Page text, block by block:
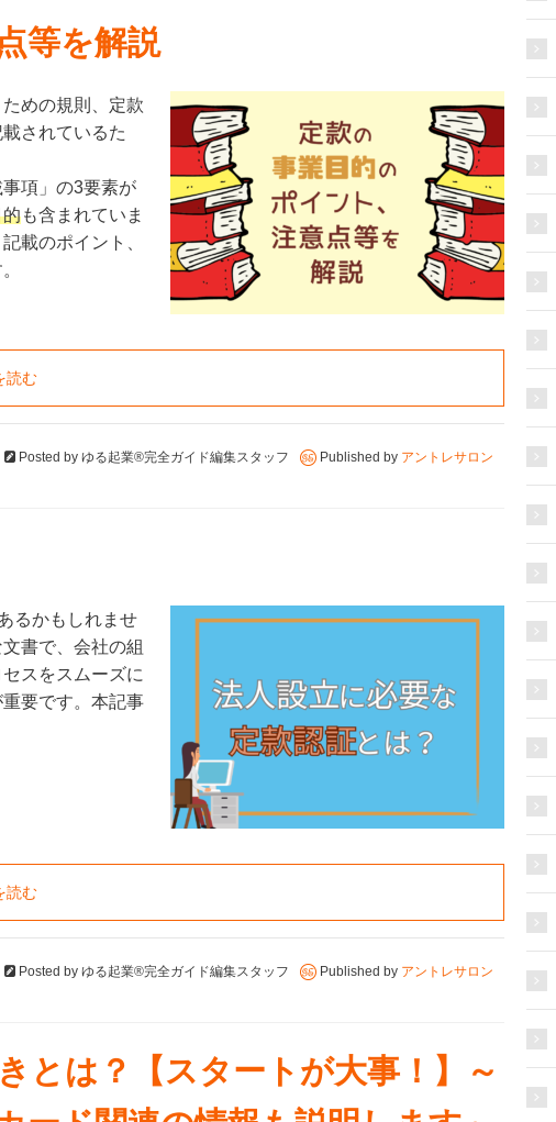
等を解説
めの規則、定款
されているた
項」の3要素が
的も含まれていま
載のポイント、
読む
Posted by ゆる起業®完全ガイド編集スタッフ Published by アントレサロン
るかもしれませ
書で、会社の組
スをスムーズに
要です。本記事
読む
Posted by ゆる起業®完全ガイド編集スタッフ Published by アントレサロン
とは？【スタートが大事！】～